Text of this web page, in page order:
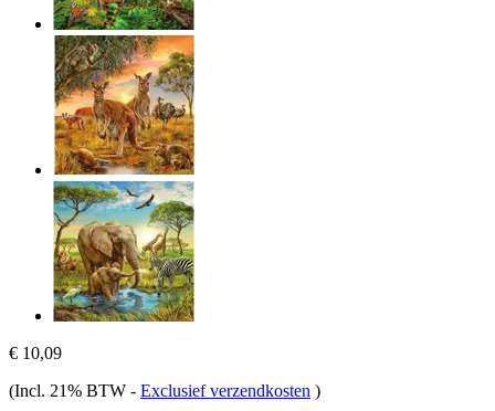
€ 10,09
(Incl. 21% BTW - Exclusief verzendkosten )